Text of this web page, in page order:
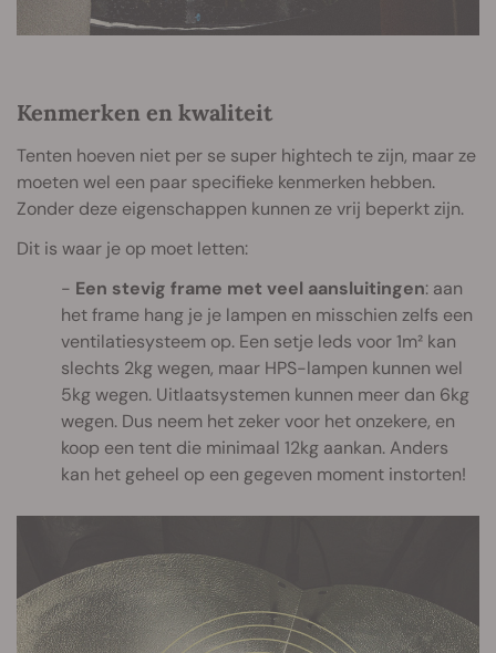
Kenmerken en kwaliteit
Tenten hoeven niet per se super hightech te zijn, maar ze
moeten wel een paar specifieke kenmerken hebben.
Zonder deze eigenschappen kunnen ze vrij beperkt zijn.
Dit is waar je op moet letten:
Een stevig frame met veel aansluitingen: aan
het frame hang je je lampen en misschien zelfs een
ventilatiesysteem op. Een setje leds voor 1m² kan
slechts 2kg wegen, maar HPS-lampen kunnen wel
5kg wegen. Uitlaatsystemen kunnen meer dan 6kg
wegen. Dus neem het zeker voor het onzekere, en
koop een tent die minimaal 12kg aankan. Anders
kan het geheel op een gegeven moment instorten!